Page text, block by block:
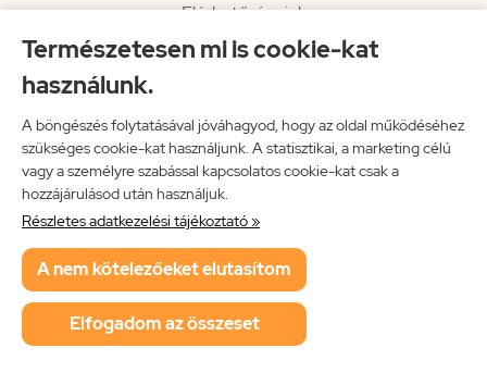
Természetesen mi is cookie-kat
használunk.
A böngészés folytatásával jóváhagyod, hogy az oldal működéséhez
szükséges cookie-kat használjunk. A statisztikai, a marketing célú
vagy a személyre szabással kapcsolatos cookie-kat csak a
hozzájárulásod után használjuk.
Részletes adatkezelési tájékoztató »
A nem kötelezőeket elutasítom
Elfogadom az összeset
Elérhetőségeink
Hírlevél
Impresszum
Vissza a főoldalra
Neon Music Hungary Bt.
ÁSZF
Adatkezelési tájékoztató